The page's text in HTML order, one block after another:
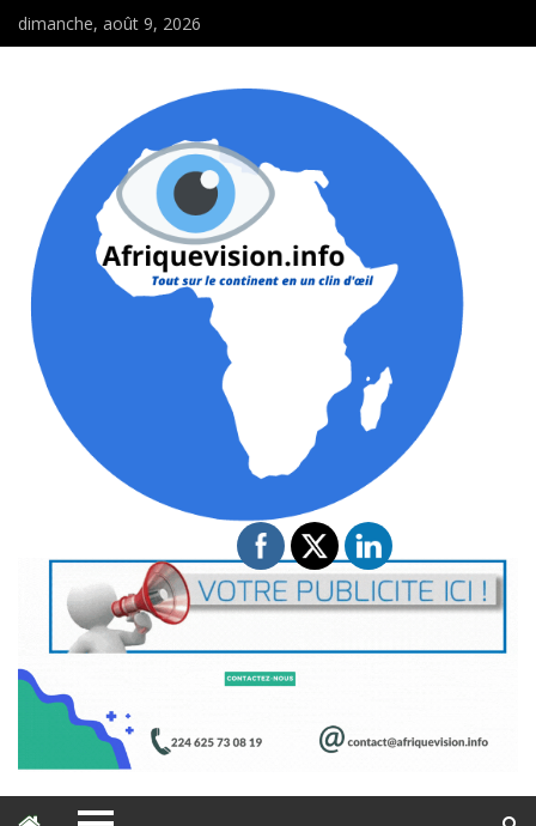
dimanche, août 9, 2026